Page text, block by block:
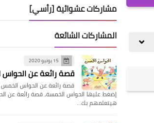
مشاركات عشوائية [رأسي]
المشاركات الشائعة
15 يونيو 2020
قصة رائعة عن
قصة رائعة عن الحواس الخمس
إضغط عليها الحواس الخمسة, قصة رائعة عن
هيتعلمهم بك…